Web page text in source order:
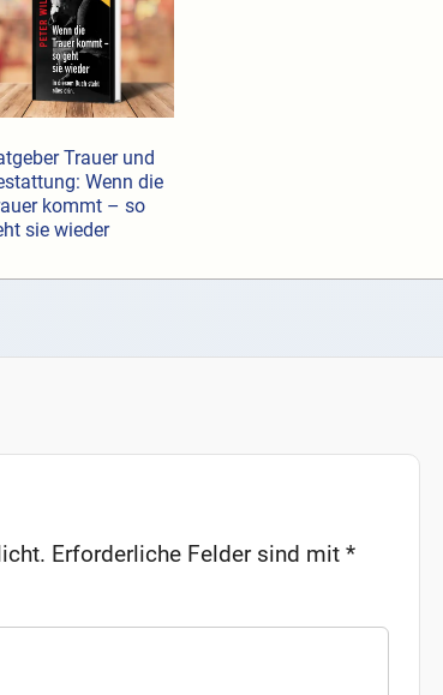
Trauer und
Wenn die
kommt – so
sie wieder
Erforderliche Felder sind mit *